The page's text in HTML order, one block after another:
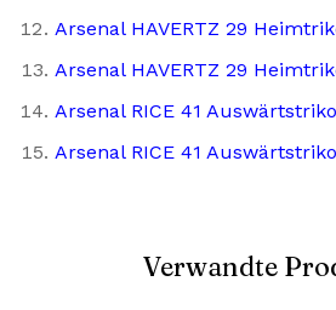
Arsenal HAVERTZ 29
Arsenal HAVERTZ 29
Arsenal RICE 41
Arsenal RICE 41
Verwandte